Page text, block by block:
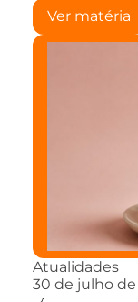
Ver matéria
Atualidades
30 de julho